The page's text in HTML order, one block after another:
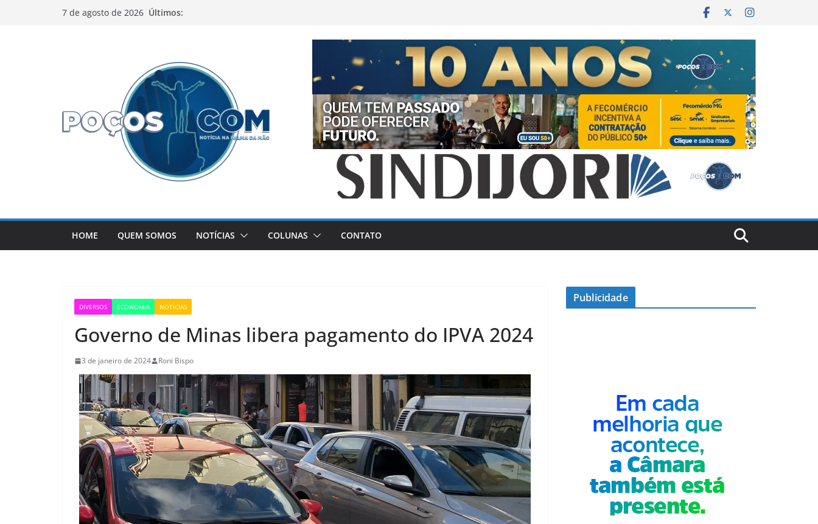
7 de agosto de 2026 Últimos:
HOME QUEM SOMOS NOTÍCIAS COLUNAS CONTATO
DIVERSOS ECONOMIA NOTÍCIAS
Governo de Minas libera pagamento do IPVA 2024
3 de janeiro de 2024 Roni Bispo
Publicidade